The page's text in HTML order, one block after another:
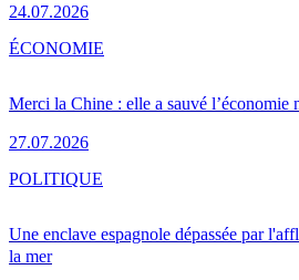
24.07.2026
Merci la Chine : elle a sauvé l’économie
27.07.2026
ÉCONOMIE
Une enclave espagnole dépassée par
la mer
POLITIQUE